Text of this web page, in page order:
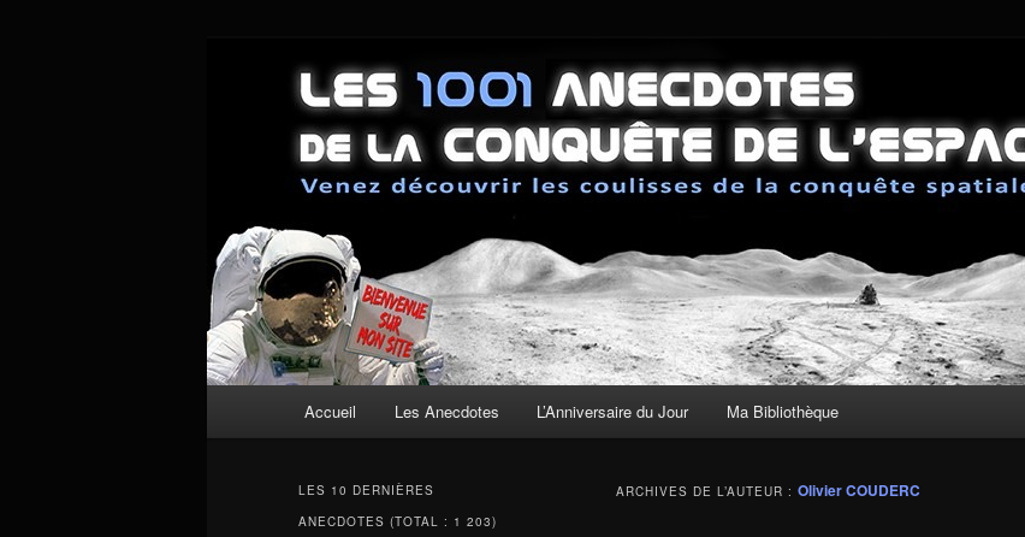
Les anecdotes de la Conquête de l'Espace
Accueil Les Anecdotes L’Anniversaire du Jour Ma Bibliothèque
ARCHIVES DE L’AUTEUR : Olivier COUDERC
LES 10 DERNIÈRES
ANECDOTES (TOTAL : 1 203)